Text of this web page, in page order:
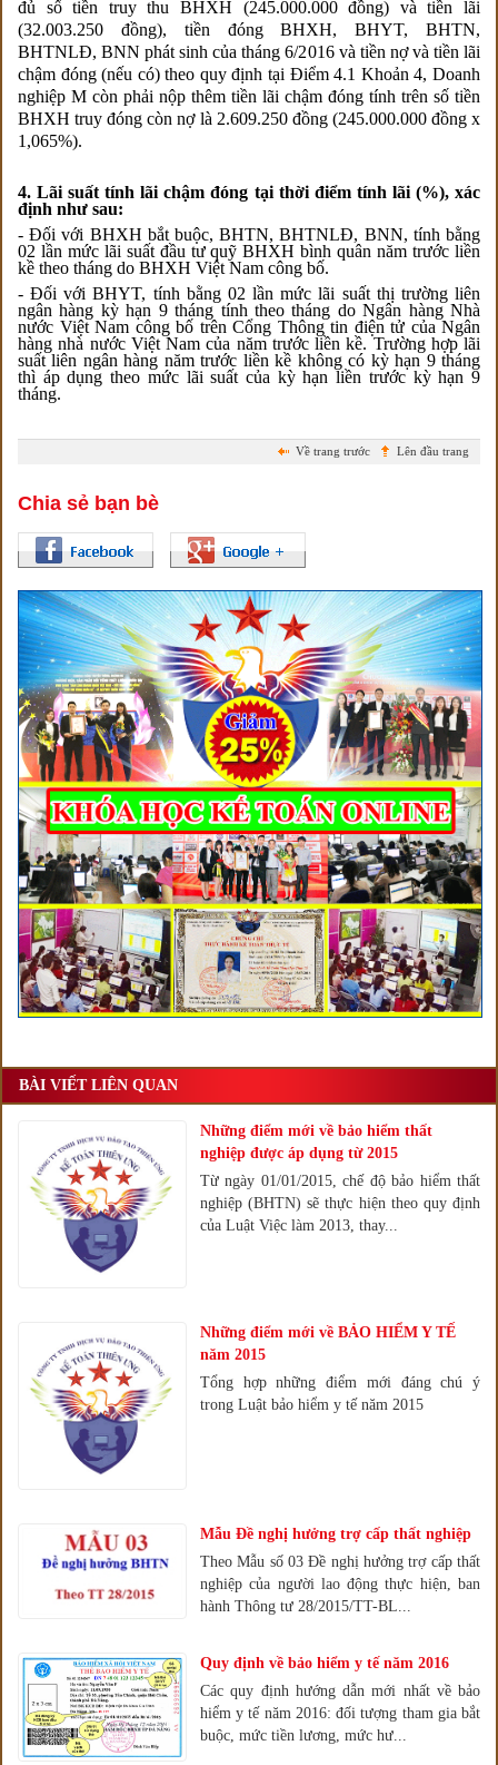
đủ số tiền truy thu BHXH (245.000.000 đồng) và tiền lãi
(32.003.250 đồng), tiền đóng BHXH, BHYT, BHTN,
BHTNLĐ, BNN phát sinh của tháng 6/2016 và tiền nợ và tiền lãi
chậm đóng (nếu có) theo quy định tại Điểm 4.1 Khoản 4, Doanh
nghiệp M còn phải nộp thêm tiền lãi chậm đóng tính trên số tiền
BHXH truy đóng còn nợ là 2.609.250 đồng (245.000.000 đồng x
1,065%).
4. Lãi suất tính lãi chậm đóng tại thời điểm tính lãi (%), xác
định như sau:
- Đối với BHXH bắt buộc, BHTN, BHTNLĐ, BNN, tính bằng
02 lần mức lãi suất đầu tư quỹ BHXH bình quân năm trước liền
kề theo tháng do BHXH Việt Nam công bố.
- Đối với BHYT, tính bằng 02 lần mức lãi suất thị trường liên
ngân hàng kỳ hạn 9 tháng tính theo tháng do Ngân hàng Nhà
nước Việt Nam công bố trên Cổng Thông tin điện tử của Ngân
hàng nhà nước Việt Nam của năm trước liền kề. Trường hợp lãi
suất liên ngân hàng năm trước liền kề không có kỳ hạn 9 tháng
thì áp dụng theo mức lãi suất của kỳ hạn liền trước kỳ hạn 9
tháng.
Lên đầu trang
Về trang trước
Chia sẻ bạn bè
BÀI VIẾT LIÊN QUAN
Những điểm mới về bảo hiểm thất
nghiệp được áp dụng từ 2015
Từ ngày 01/01/2015, chế độ bảo hiểm thất
nghiệp (BHTN) sẽ thực hiện theo quy định
của Luật Việc làm 2013, thay...
Những điểm mới về BẢO HIỂM Y TẾ
năm 2015
Tổng hợp những điểm mới đáng chú ý
trong Luật bảo hiểm y tế năm 2015
Mẫu Đề nghị hưởng trợ cấp thất nghiệp
Theo Mẫu số 03 Đề nghị hưởng trợ cấp thất
nghiệp của người lao động thực hiện, ban
hành Thông tư 28/2015/TT-BL...
Quy định về bảo hiểm y tế năm 2016
Các quy định hướng dẫn mới nhất về bảo
hiểm y tế năm 2016: đối tượng tham gia bắt
buộc, mức tiền lương, mức hư...